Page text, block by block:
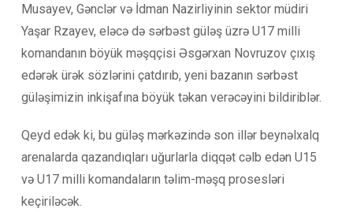
Musayev, Gənclər və İdman Nazirliyinin sektor müdiri
Yaşar Rzayev, eləcə də sərbəst güləş üzrə U17 milli
komandanın böyük məşqçisi Əsgərxan Novruzov çıxış
edərək ürək sözlərini çatdırıb, yeni bazanın sərbəst
güləşimizin inkişafına böyük təkan verəcəyini bildiriblər.
Qeyd edək ki, bu güləş mərkəzində son illər beynəlxalq
arenalarda qazandıqları uğurlarla diqqət cəlb edən U15
və U17 milli komandaların təlim-məşq prosesləri
keçiriləcək.